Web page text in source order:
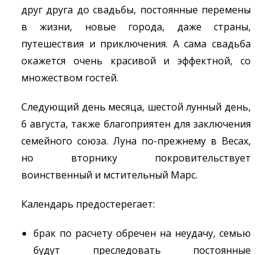
друг друга до свадьбы, постоянные перемены
в жизни, новые города, даже страны,
путешествия и приключения. А сама свадьба
окажется очень красивой и эффектной, со
множеством гостей.
Следующий день месяца, шестой лунный день,
6 августа, также благоприятен для заключения
семейного союза. Луна по-прежнему в Весах,
но вторнику покровительствует
воинственный и мстительный Марс.
Календарь предостерегает:
брак по расчету обречен на неудачу, семью
будут преследовать постоянные